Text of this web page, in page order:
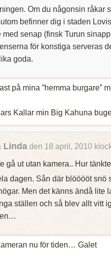
Om du någonsin råkar
befinner dig i staden
senap (finsk Turun
för konstiga serveras
goda.
på mina ”hemma burgare”
Kallar min Big Kahuna
Lindaden 18 april, 2010
gå ut utan kamera.. Hur
dagen. Sån där blööööt snö
Men det känns ändå lite
ställen och så blev allt vitt
nu för tiden… Galet